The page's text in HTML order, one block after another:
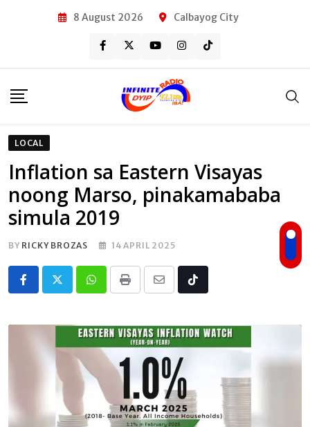
8 August 2026 Calbayog City
LOCAL
Inflation sa Eastern Visayas
noong Marso, pinakamababa
simula 2019
BY RICKY BROZAS 14 APRIL 2025
Whatsapp
Print
Share
Email
Tiktok